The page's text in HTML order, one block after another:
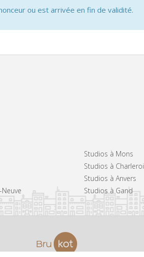
ou est arrivée en fin de validité.
Studios à Mons
Studios à Charleroi
Studios à Anvers
Studios à Gand